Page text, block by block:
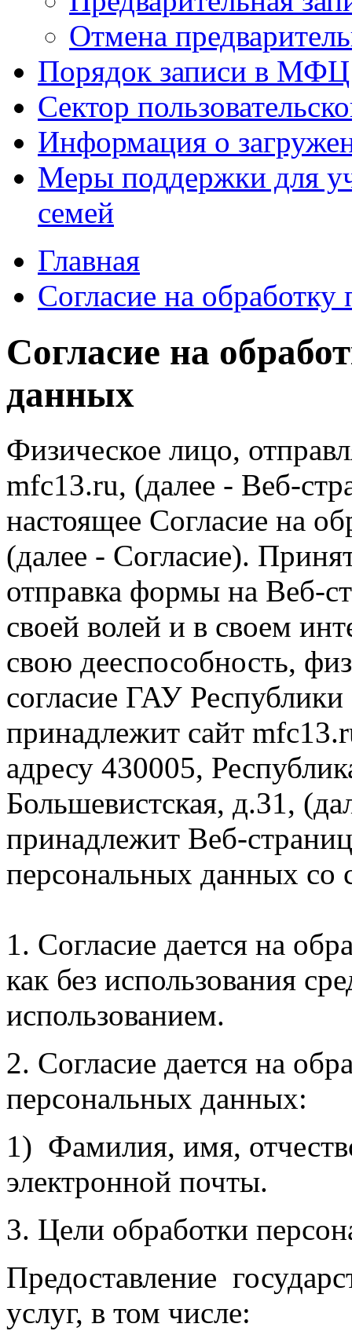
Отмена
Порядок записи в МФЦ
Сектор
Информация о
Меры поддержки для
семей
Главная
Согласие на
Согласие на
данных
Физическое лицо,
mfc13.ru, (далее - Веб-
настоящее Согласие на
(далее - Согласие).
отправка формы на Веб-
своей волей и в своем
свою дееспособность,
согласие ГАУ
принадлежит сайт
адресу 430005,
Большевистская, д.31,
принадлежит Веб-
персональных данных
1. Согласие дается на
как без использования
использованием.
2. Согласие дается на
персональных данных:
1) Фамилия, имя,
электронной почты.
3. Цели обработки
Предоставление
услуг, в том числе: